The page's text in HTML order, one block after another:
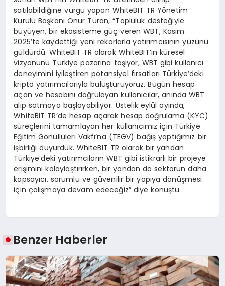
satılabildiğine vurgu yapan WhiteBIT TR Yönetim
Kurulu Başkanı Onur Turan, “Topluluk desteğiyle
büyüyen, bir ekosisteme güç veren WBT, Kasım
2025’te kaydettiği yeni rekorlarla yatırımcısının yüzünü
güldürdü. WhiteBIT TR olarak WhiteBIT’in küresel
vizyonunu Türkiye pazarına taşıyor, WBT gibi kullanıcı
deneyimini iyileştiren potansiyel fırsatları Türkiye’deki
kripto yatırımcılarıyla buluşturuyoruz. Bugün hesap
açan ve hesabını doğrulayan kullanıcılar, anında WBT
alıp satmaya başlayabiliyor. Üstelik eylül ayında,
WhiteBIT TR’de hesap açarak hesap doğrulama (KYC)
süreçlerini tamamlayan her kullanıcımız için Türkiye
Eğitim Gönüllüleri Vakfı’na (TEGV) bağış yaptığımız bir
işbirliği duyurduk. WhiteBIT TR olarak bir yandan
Türkiye’deki yatırımcıların WBT gibi istikrarlı bir projeye
erişimini kolaylaştırırken, bir yandan da sektörün daha
kapsayıcı, sorumlu ve güvenilir bir yapıya dönüşmesi
için çalışmaya devam edeceğiz” diye konuştu.
Benzer Haberler